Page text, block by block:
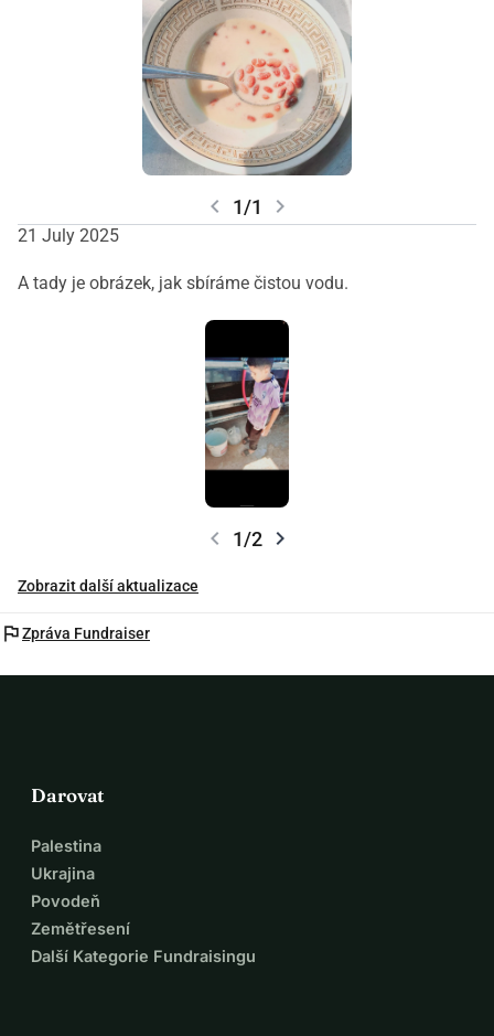
chevron_left 1/1 chevron_right
21 July 2025
A tady je obrázek, jak sbíráme čistou vodu.
chevron_left 1/2 chevron_right
Zobrazit další aktualizace
flagZpráva Fundraiser
Darovat
Palestina
Ukrajina
Povodeň
Zemětřesení
Další Kategorie Fundraisingu